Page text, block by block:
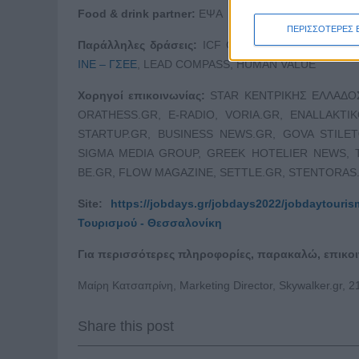
ΠΕΡΙΣΣΟΤΕΡΕΣ
Food & drink partner: ΕΨΑ
Παράλληλες δράσεις:
ICF GREECE CHAPTER,
ΙΝΕ – ΓΣΕΕ, LEAD COMPASS, HUMAN VALUE
Χορηγοί επικοινωνίας: STAR ΚΕΝΤΡΙΚΗΣ
ORATHESS.GR, E-RADIO, VORIA.GR,
STARTUP.GR, BUSINESS NEWS.GR, GOVA
SIGMA MEDIA GROUP, GREEK HOTELIER
BE.GR, FLOW MAGAZINE, SETTLE.GR,
Site: https://jobdays.gr/jobdays2022/
Τουρισμού - Θεσσαλονίκη
Για περισσότερες πληροφορίες, παρακαλώ,
Μαίρη Κατσαπρίνη, Marketing Director, Skywalker.gr,
Share this post